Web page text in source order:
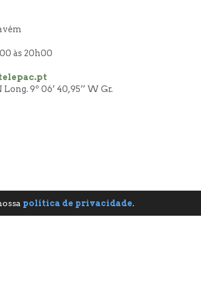
às 20h00
Long. 9º 06’ 40,95’’ W Gr.
política de privacidade.